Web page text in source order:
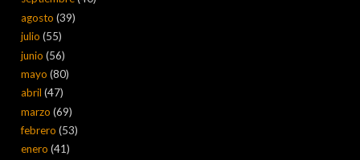
agosto(39)
julio(55)
junio(56)
mayo(80)
abril(47)
marzo(69)
febrero(53)
enero(41)